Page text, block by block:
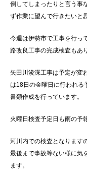
倒してしまったりと言う事
ず作業に望んで行きたいと
今週は伊勢市で工事を行っ
路改良工事の完成検査もあ
矢田川浚渫工事は予定が変
は18日の金曜日に行われる
書類作成を行っています。
火曜日検査予定日も雨の予
河川内での検査となります
最後まで事故等ない様に気
ます。